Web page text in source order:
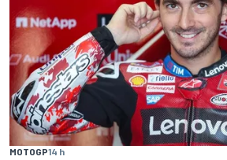
MOTOGP14 h